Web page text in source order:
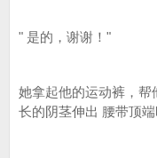
" 是的，谢谢！"
她拿起他的运动裤，
长的阴茎伸出 腰带顶端